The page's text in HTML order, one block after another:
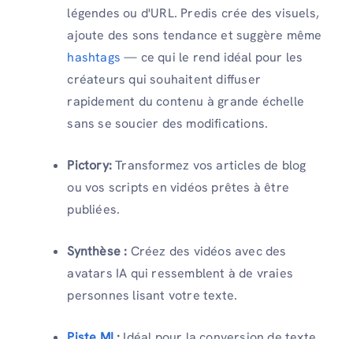
légendes ou d'URL. Predis crée des visuels,
ajoute des sons tendance et suggère même
hashtags— ce qui le rend idéal pour les
créateurs qui souhaitent diffuser
rapidement du contenu à grande échelle
sans se soucier des modifications.
Pictory:Transformez vos articles de blog
ou vos scripts en vidéos prêtes à être
publiées.
Synthèse : Créez des vidéos avec des
avatars IA qui ressemblent à de vraies
personnes lisant votre texte.